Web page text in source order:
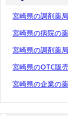
宮崎県の調剤薬
宮崎県の病院の
宮崎県の調剤薬
宮崎県のOTC販
宮崎県の企業の